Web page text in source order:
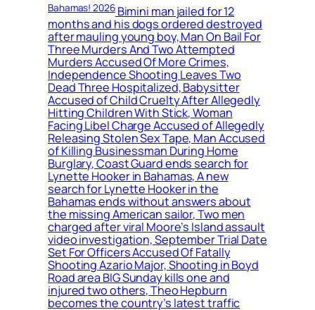
Bahamas! 2026Bimini man jailed for 12
months and his dogs ordered destroyed
after mauling young boy, Man On Bail For
Three Murders And Two Attempted
Murders Accused Of More Crimes,
Independence Shooting Leaves Two
Dead Three Hospitalized, Babysitter
Accused of Child Cruelty After Allegedly
Hitting Children With Stick, Woman
Facing Libel Charge Accused of Allegedly
Releasing Stolen Sex Tape, Man Accused
of Killing Businessman During Home
Burglary, Coast Guard ends search for
Lynette Hooker in Bahamas, A new
search for Lynette Hooker in the
Bahamas ends without answers about
the missing American sailor, Two men
charged after viral Moore’s Island assault
video investigation, September Trial Date
Set For Officers Accused Of Fatally
Shooting Azario Major, Shooting in Boyd
Road area BIG Sunday kills one and
injured two others, Theo Hepburn
becomes the country’s latest traffic